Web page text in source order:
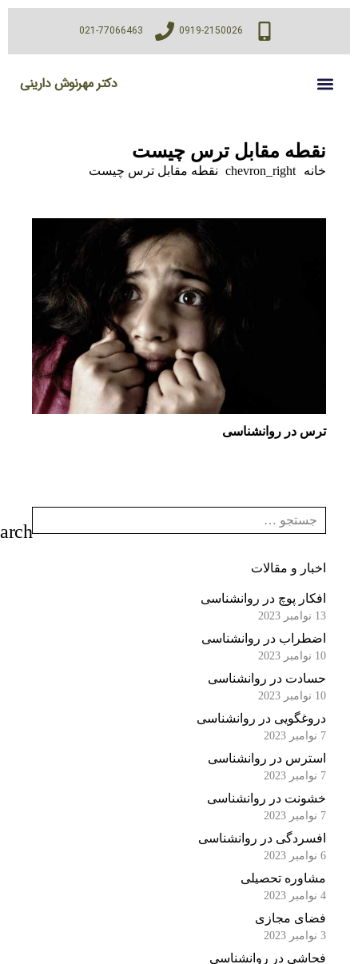
0919-2150026
021-77066463
دکتر مهرنوش دارینی
نقطه مقابل ترس چیست
chevron_right نقطه مقابل ترس چیست
ترس در روانشناسی
اخبار و مقالات
افکار پوچ در روانشناسی
اضطراب در روانشناسی
حسادت در روانشناسی
دروغگویی در روانشناسی
استرس در روانشناسی
خشونت در روانشناسی
افسردگی در روانشناسی
مشاوره تحصیلی
فضای مجازی
فحاشی در روانشناسی